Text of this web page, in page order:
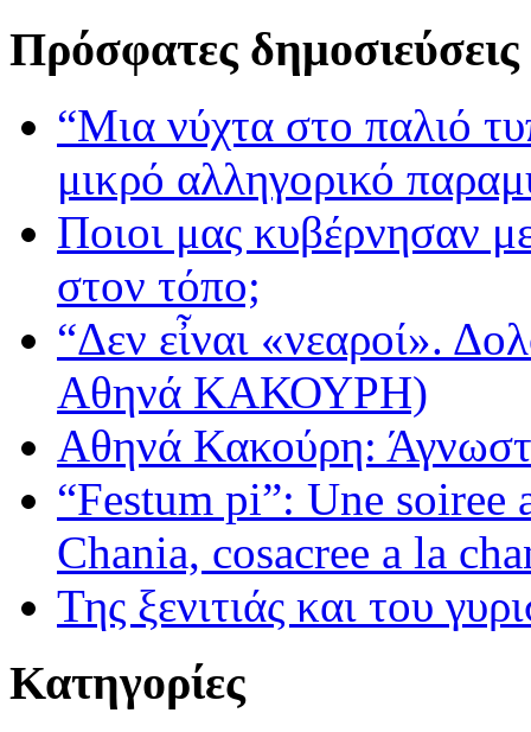
Πρόσφατες δημοσιεύσεις
“Μια νύχτα στο παλιό
μικρό αλληγορικό
Ποιοι μας κυβέρνησαν
στον τόπο;
“Δεν εἶναι «νεαροί».
Αθηνά ΚΑΚΟΥΡΗ)
Αθηνά Κακούρη:
“Festum pi”: Une soiree
Chania, cosacree a la
Της ξενιτιάς και του
Κατηγορίες